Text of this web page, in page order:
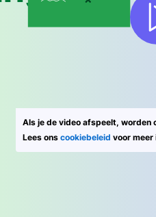
Als je de video afspeelt, worden
Lees ons cookiebeleid voor